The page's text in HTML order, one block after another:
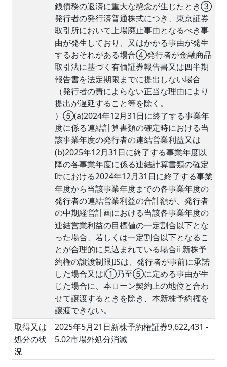
銭債務の返済に重大な懸念が生じたとき③
発行者の発行済普通株式につき、東京証券
取引所において上場廃止事由となるべき事
由が発生しており、又はかかる事由が発生
するおそれがある場合④発行者が金融商品
取引法に基づく有価証券報告書又は四半期
報告書を法定期限までに提出しない場合
（発行者の責によらない正当な理由により
提出が遅延すること等を除く。
）⑤(a)2024年12月31日に終了する事業年
度に係る連結計算書類の確定時における当
該事業年度の発行者の連結営業利益又は
(b)2025年12月31日に終了する事業年度以
降の各事業年度に係る連結計算書類の確定
時における2024年12月31日に終了する事業
年度から当該事業年度までの各事業年度の
発行者の連結営業利益の合計額が、発行者
の中期経営計画における当該各事業年度の
連結営業利益の目標値の一定割合以下とな
った場合、若しくは一定割合以下となるこ
とが合理的に見込まれている場合ⅱ 新株予
約権の譲渡制限JISは、発行者が事前に承諾
した場合又はⅰ①乃至⑤に定める事由が生
じた場合に、本ローン契約上の地位と合わ
せて譲渡するときを除き、本新株予約権を
譲渡できない。
取得又は
処分の状
況
2025年5月21日新株予約権証券9,622,431 -
5.02市場外処分消滅